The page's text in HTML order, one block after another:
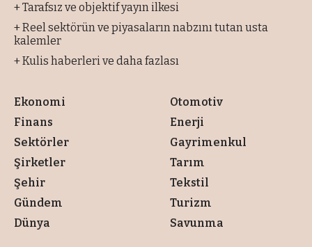
+ Tarafsız ve objektif yayın ilkesi
+ Reel sektörün ve piyasaların nabzını tutan usta
kalemler
+ Kulis haberleri ve daha fazlası
Ekonomi
Finans
Sektörler
Şirketler
Şehir
Gündem
Dünya
Otomotiv
Enerji
Gayrimenkul
Tarım
Tekstil
Turizm
Savunma